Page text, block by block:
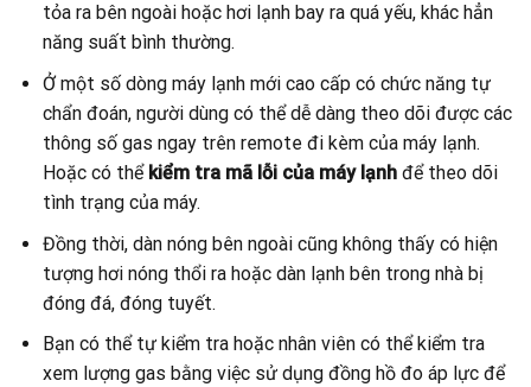
tỏa ra bên ngoài hoặc hơi lạnh bay ra quá yếu, khác hẳn
năng suất bình thường.
Ở một số dòng máy lạnh mới cao cấp có chức năng tự
chẩn đoán, người dùng có thể dễ dàng theo dõi được các
thông số gas ngay trên remote đi kèm của máy lạnh.
Hoặc có thể kiểm tra mã lỗi của máy lạnhđể theo dõi
tình trạng của máy.
Đồng thời, dàn nóng bên ngoài cũng không thấy có hiện
tượng hơi nóng thổi ra hoặc dàn lạnh bên trong nhà bị
đóng đá, đóng tuyết.
Bạn có thể tự kiểm tra hoặc nhân viên có thể kiểm tra
xem lượng gas bằng việc sử dụng đồng hồ đo áp lực để